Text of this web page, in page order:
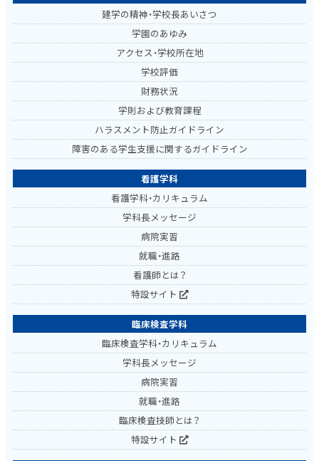
建学の精神・学校長あいさつ
学園のあゆみ
アクセス・学校所在地
学校評価
財務状況
学則および教育課程
ハラスメント防止ガイドライン
障害のある学生支援に関するガイドライン
看護学科
看護学科・カリキュラム
学科長メッセージ
病院実習
就職・進路
看護師とは？
特設サイト
臨床検査学科
臨床検査学科・カリキュラム
学科長メッセージ
病院実習
就職・進路
臨床検査技師とは？
特設サイト